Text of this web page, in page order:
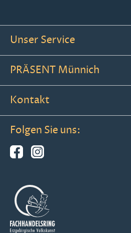
Unser Service
PRÄSENT Münnich
Kontakt
Folgen Sie uns: